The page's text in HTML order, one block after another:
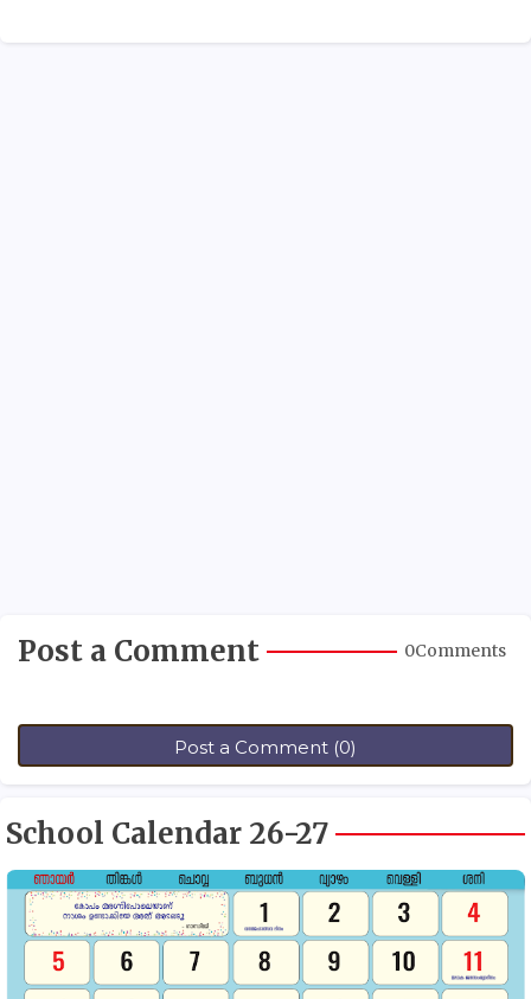
Post a Comment 0Comments
Post a Comment (0)
School Calendar 26-27